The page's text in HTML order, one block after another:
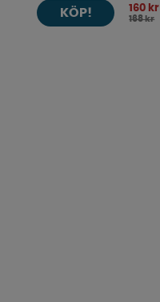
KÖP! 160 kr
168 kr